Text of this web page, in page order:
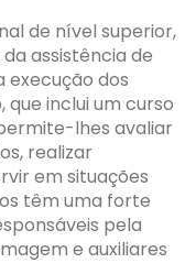
de nível superior,
assistência de
dos
que inclui um curso
lhes avaliar
realizar
em situações
têm uma forte
pela
e auxiliares